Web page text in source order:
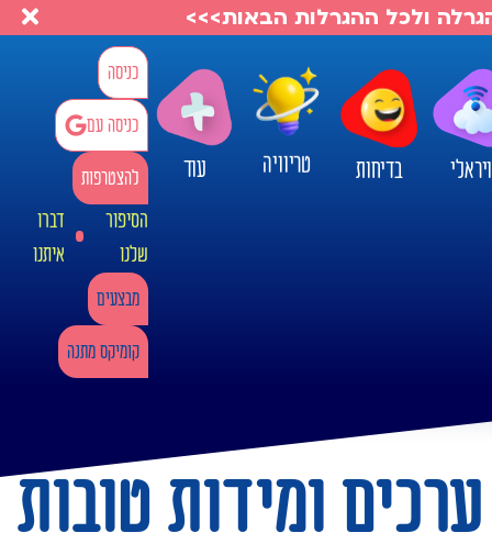
ולכל ההגרלות הבאות>>>
ויראלי בדיחות טריוויה עוד
כניסה
כניסה עם
להצטרפות
הסיפור
שלנו
דברו
איתנו
מבצעים
קומיקס מתנה
ומידות טובות